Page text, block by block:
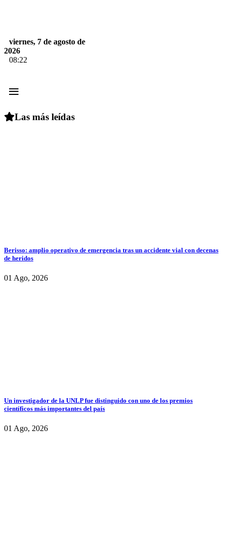
viernes, 7 de agosto de
2026
08:22
≡
Las más leídas
Berisso: amplio operativo de emergencia tras un accidente vial con decenas
de heridos
01 Ago, 2026
Un investigador de la UNLP fue distinguido con uno de los premios
científicos más importantes del país
01 Ago, 2026